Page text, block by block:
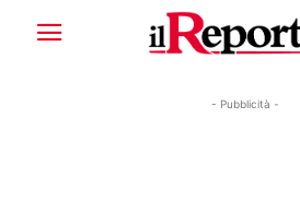
- Pubblicità -